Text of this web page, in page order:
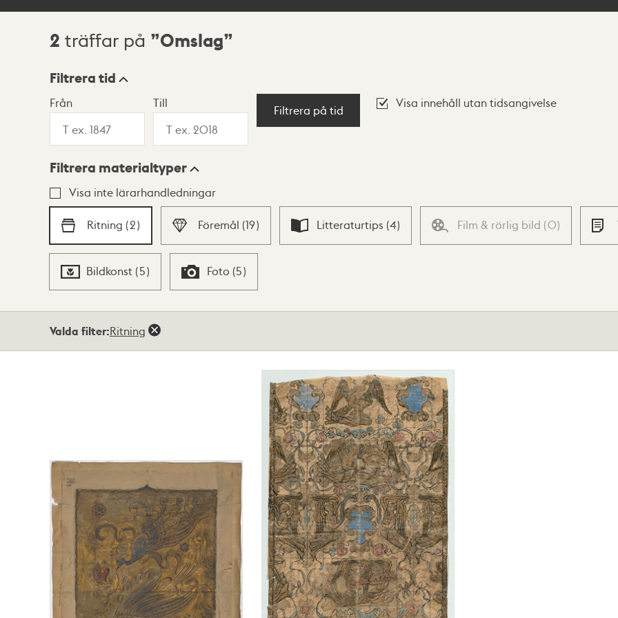
Sökresultat
2 träffar på Omslag
Visningsläge
Lista Karta
Filtrera tid
Från Till
Filtrera på tid
Visa innehåll utan tidsangivelse
Filtrera materialtyper
Visa inte lärarhandledningar
Ritning (2) Föremål (19) Litteraturtips (4) Film & rörlig bild (0)
Bildkonst (5) Foto (5)
Valda filter:Ritning